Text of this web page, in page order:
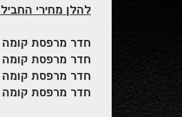
להלן מחירי
חדר מרפסת קומה 3 סך של $7710 לאדם בחדר זוגי
חדר מרפסת קומה 4 סך של $8174 לאדם בחדר זוגי
חדר מרפסת קומה 5 סך של $8357 לאדם בחדר זוגי
חדר מרפסת קומה 6 סך של $8540 לאדם בחדר זוגי